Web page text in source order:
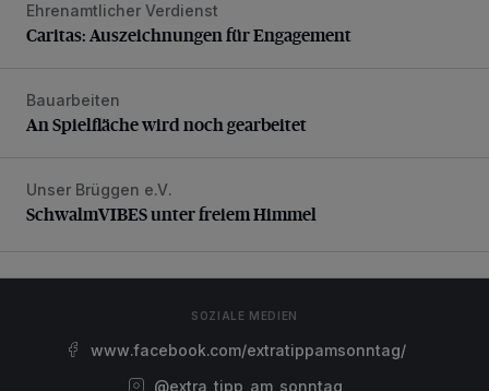
Caritas: Auszeichnungen für Engagement
Ehrenamtlicher Verdienst
Caritas: Auszeichnungen für Engagement
An Spielfläche wird noch gearbeitet
Bauarbeiten
An Spielfläche wird noch gearbeitet
SchwalmVIBES unter freiem Himmel
Unser Brüggen e.V.
SchwalmVIBES unter freiem Himmel
SOZIALE MEDIEN
www.facebook.com/extratippamsonntag/
@extra_tipp_am_sonntag